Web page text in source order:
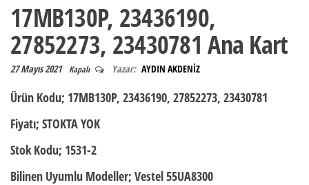
17MB130P, 23436190,
27852273, 23430781 Ana Kart
27 Mayıs 2021 Kapalı Yazar: AYDIN AKDENİZ
Ürün Kodu; 17MB130P, 23436190, 27852273, 23430781
Fiyatı; STOKTA YOK
Stok Kodu; 1531-2
Bilinen Uyumlu Modeller; Vestel 55UA8300